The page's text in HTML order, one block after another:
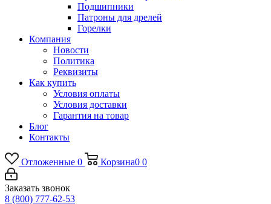
Подшипники
Патроны для дрелей
Горелки
Компания
Новости
Политика
Реквизиты
Как купить
Условия оплаты
Условия доставки
Гарантия на товар
Блог
Контакты
Отложенные 0 Корзина0 0
Заказать звонок
8 (800) 777-62-53